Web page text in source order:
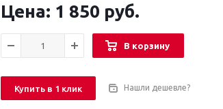
1 850 руб.
В корзину
Купить в 1 клик Нашли дешевле?